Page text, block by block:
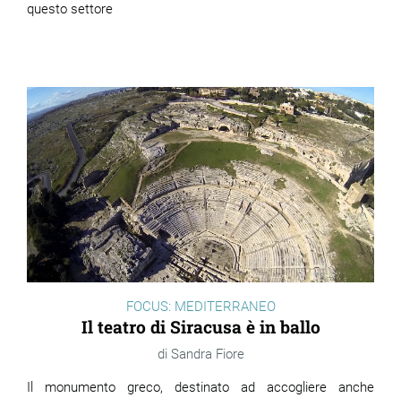
questo settore
FOCUS: MEDITERRANEO
Il teatro di Siracusa è in ballo
Sandra Fiore
Il monumento greco, destinato ad accogliere anche